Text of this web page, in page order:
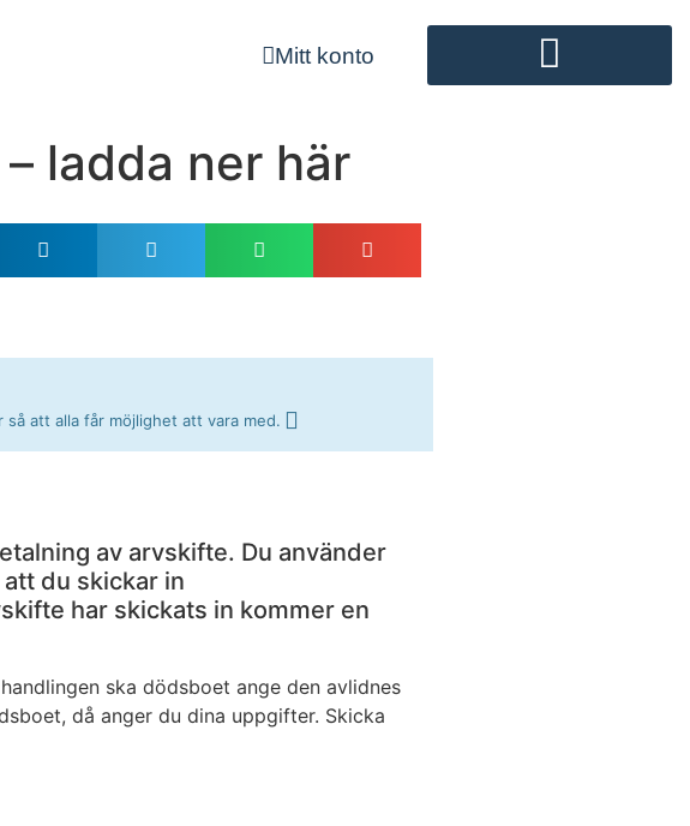
Mitt konto
ladda ner här
att alla får möjlighet att vara med.
av arvskifte. Du använder
du skickar in
har skickats in kommer en
ska dödsboet ange den avlidnes
då anger du dina uppgifter. Skicka